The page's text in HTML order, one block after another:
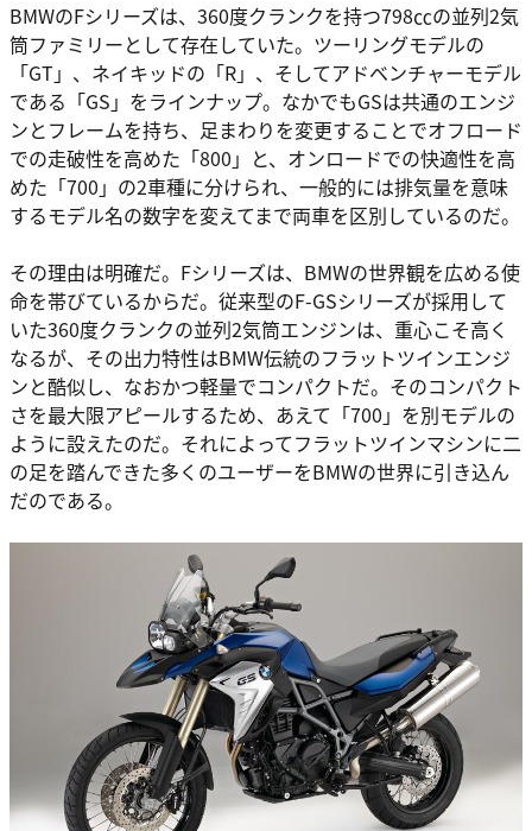
BMWのFシリーズは、360度クランクを持つ798㏄の並列2気
筒ファミリーとして存在していた。ツーリングモデルの
「GT」、ネイキッドの「R」、そしてアドベンチャーモデル
である「GS」をラインナップ。なかでもGSは共通のエンジ
ンとフレームを持ち、足まわりを変更することでオフロード
での走破性を高めた「800」と、オンロードでの快適性を高
めた「700」の2車種に分けられ、一般的には排気量を意味
するモデル名の数字を変えてまで両車を区別しているのだ。
その理由は明確だ。Fシリーズは、BMWの世界観を広める使
命を帯びているからだ。従来型のF-GSシリーズが採用して
いた360度クランクの並列2気筒エンジンは、重心こそ高く
なるが、その出力特性はBMW伝統のフラットツインエンジ
ンと酷似し、なおかつ軽量でコンパクトだ。そのコンパクト
さを最大限アピールするため、あえて「700」を別モデルの
ように設えたのだ。それによってフラットツインマシンに二
の足を踏んできた多くのユーザーをBMWの世界に引き込ん
だのである。